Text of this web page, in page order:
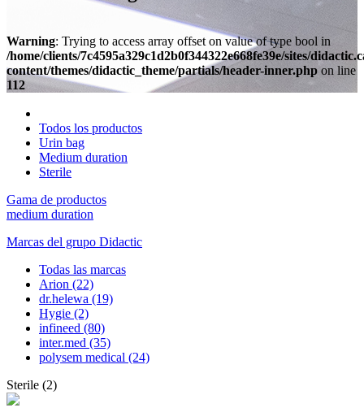
Warning: Trying to access array offset on value of type bool in
/home/clients/7c4595a329c1d2b0f344322e668fe39e/sites/
content/themes/didactic_theme/partials/header-inner.php on line
112
Todos los productos
Urin bag
Medium duration
Sterile
Gama de productos
medium duration
Marcas del grupo Didactic
Todas las marcas
Arion (22)
dr.helewa (19)
Hygie (2)
infineed (80)
inter.med (35)
polysem medical (24)
Sterile (2)